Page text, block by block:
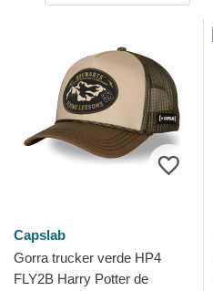
Capslab
Gorra trucker verde HP4
FLY2B Harry Potter de